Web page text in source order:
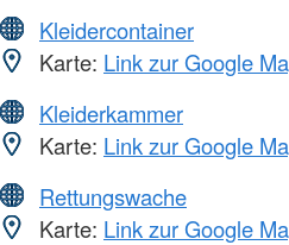
Kleidercontainer
Karte: Link zur Google
Kleiderkammer
Karte: Link zur Google
Rettungswache
Karte: Link zur Google